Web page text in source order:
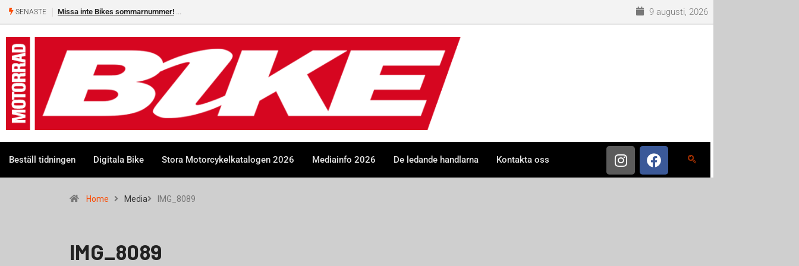
SENASTE Missa inte Bikes sommarnummer! 9 augusti, 2026
Beställ tidningen Digitala Bike Stora Motorcykelkatalogen 2026 Mediainfo 2026 De ledande handlarna Kontakta oss
Home Media IMG_8089
IMG_8089